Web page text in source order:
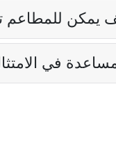
يمكن للمطاعم
في